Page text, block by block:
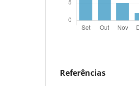
Referências